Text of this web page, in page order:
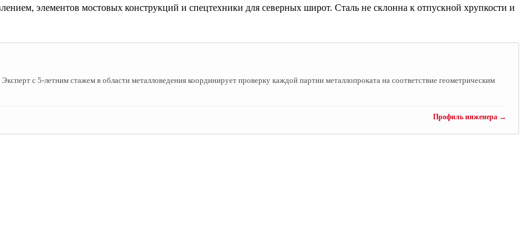
элементов мостовых конструкций и спецтехники для северных широт. Сталь не склонна к отпускной хрупкости и
с 5-летним стажем в области металловедения координирует проверку каждой партии металлопроката на соответствие геометрическим
Профиль инженера →